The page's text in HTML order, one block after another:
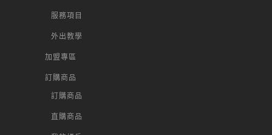
服務項目
外出教學
加盟專區
訂購商品
訂購商品
直購商品